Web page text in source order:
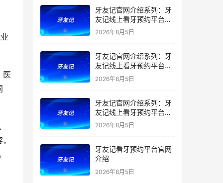
医
牙友记官网介绍系列：牙
友记线上看牙预约平台打
破口腔行业专业壁垒新手
2026年8月5日
牙友记官网介绍系列：牙
友记线上看牙预约平台落
地同城就诊经验打破未知
2026年8月5日
牙友记官网介绍系列：牙
友记线上看牙预约平台的
优势在哪里？
2026年8月5日
牙友记看牙预约平台官网
介绍
2026年8月5日